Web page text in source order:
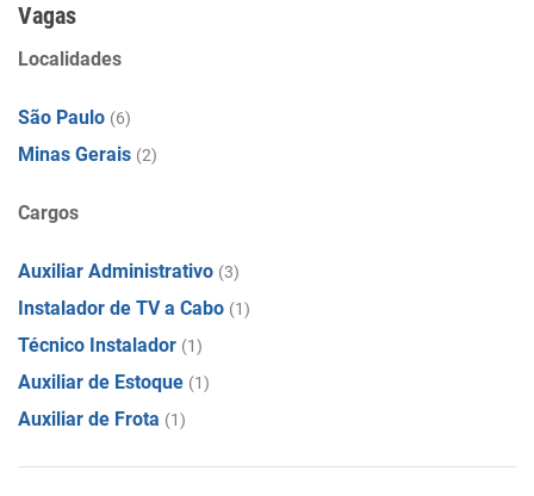
Vagas
Localidades
São Paulo (6)
Minas Gerais (2)
Cargos
Auxiliar Administrativo (3)
Instalador de TV a Cabo (1)
Técnico Instalador (1)
Auxiliar de Estoque (1)
Auxiliar de Frota (1)